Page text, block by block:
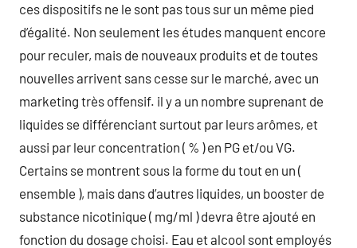
ces dispositifs ne le sont pas tous sur un même pied
d’égalité. Non seulement les études manquent encore
pour reculer, mais de nouveaux produits et de toutes
nouvelles arrivent sans cesse sur le marché, avec un
marketing très offensif. il y a un nombre suprenant de
liquides se différenciant surtout par leurs arômes, et
aussi par leur concentration ( % ) en PG et/ou VG.
Certains se montrent sous la forme du tout en un (
ensemble ), mais dans d’autres liquides, un booster de
substance nicotinique ( mg/ml ) devra être ajouté en
fonction du dosage choisi. Eau et alcool sont employés